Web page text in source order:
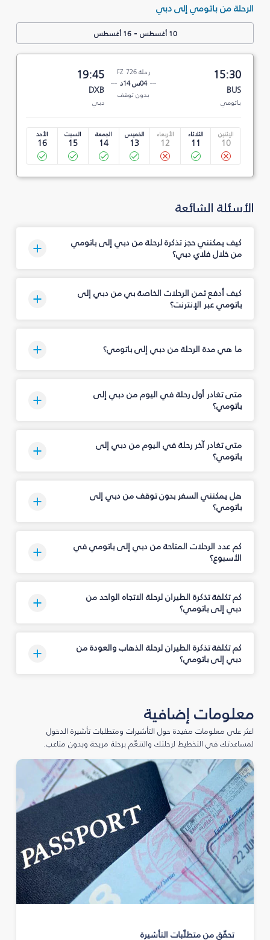
الرحلة من باتومي إلى دبي
10 أغسطس -16 أغسطس
15:30
BUS
باتومي
رحلة FZ 726
04س 14د
بدون توقف
19:45
DXB
دبي
الإثنين
10
الثلاثاء
11
الأربعاء
12
الخميس
13
الجمعة
14
السبت
15
الأحد
16
الأسئلة الشائعة
كيف يمكنني حجز تذكرة لرحلة من دبي إلى باتومي
من خلال فلاي دبي؟
كيف أدفع ثمن الرحلات الخاصة بي من دبي إلى
باتومي عبر الإنترنت؟
ما هي مدة الرحلة من دبي إلى باتومي؟
متى تغادر أول رحلة في اليوم من دبي إلى
باتومي؟
متى تغادر آخر رحلة في اليوم من دبي إلى
باتومي؟
هل يمكنني السفر بدون توقف من دبي إلى
باتومي؟
كم عدد الرحلات المتاحة من دبي إلى باتومي في
الأسبوع؟
كم تكلفة تذكرة الطيران لرحلة الاتجاه الواحد من
دبي إلى باتومي؟
كم تكلفة تذكرة الطيران لرحلة الذهاب والعودة من
دبي إلى باتومي؟
معلومات إضافية
اعثر على معلومات مفيدة حول التأشيرات ومتطلبات تأشيرة الدخول
لمساعدتك في التخطيط لرحلتك والتنعّم برحلة مريحة وبدون متاعب.
تحقّق من متطلّبات التأشيرة